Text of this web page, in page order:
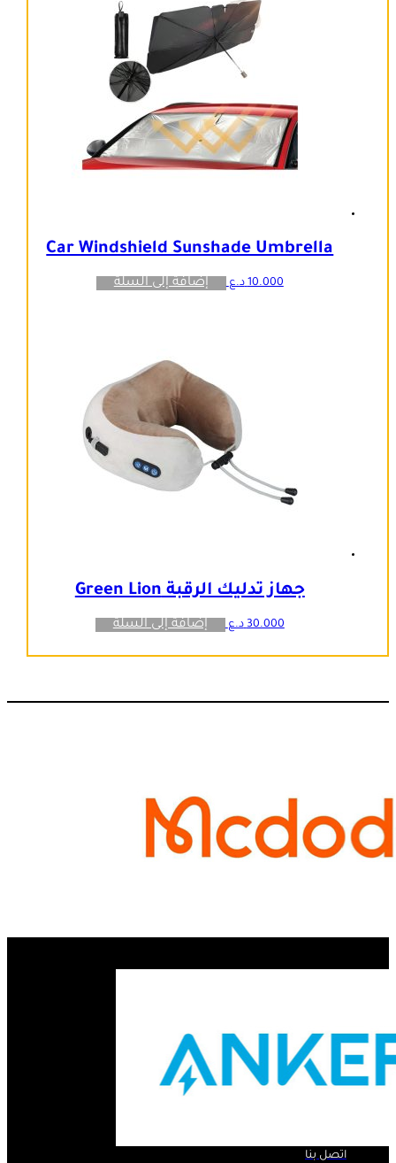
Car Windshield Sunshade Umbrella
10.000 د.ع إضافة إلى السلة
جهاز تدليك الرقبة Green Lion
30.000 د.ع إضافة إلى السلة
الروابط السريعة ..
الرئيسية
اتصل بنا